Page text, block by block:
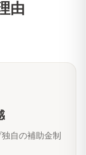
由
自の補助金制